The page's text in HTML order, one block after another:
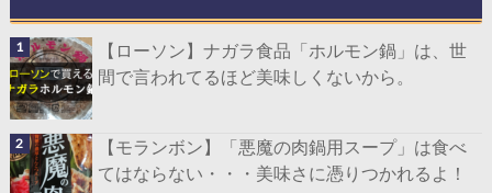
【ローソン】ナガラ食品「ホルモン鍋」は、世
間で言われてるほど美味しくないから。
【モランボン】「悪魔の肉鍋用スープ」は食べ
てはならない・・・美味さに憑りつかれるよ！